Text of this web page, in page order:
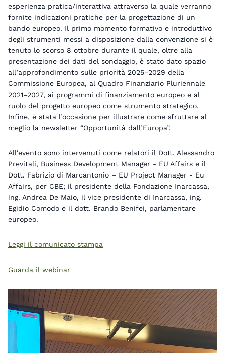
esperienza pratica/interattiva attraverso la quale verranno
fornite indicazioni pratiche per la progettazione di un
bando europeo. Il primo momento formativo e introduttivo
degli strumenti messi a disposizione dalla convenzione si è
tenuto lo scorso 8 ottobre durante il quale, oltre alla
presentazione dei dati del sondaggio, è stato dato spazio
all’approfondimento sulle priorità 2025–2029 della
Commissione Europea, al Quadro Finanziario Pluriennale
2021–2027, ai programmi di finanziamento europeo e al
ruolo del progetto europeo come strumento strategico.
Infine, è stata l’occasione per illustrare come sfruttare al
meglio la newsletter “Opportunità dall’Europa”.
All'evento sono intervenuti come relatori il Dott. Alessandro
Previtali, Business Development Manager - EU Affairs e il
Dott. Fabrizio di Marcantonio – EU Project Manager - Eu
Affairs, per CBE; il presidente della Fondazione Inarcassa,
ing. Andrea De Maio, il vice presidente di Inarcassa, ing.
Egidio Comodo e il dott. Brando Benifei, parlamentare
europeo.
Leggi il comunicato stampa
Guarda il webinar